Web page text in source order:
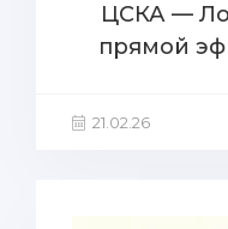
ЦСКА —
прямой
21.02.26